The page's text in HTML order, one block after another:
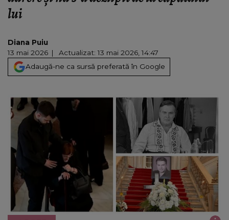
lui
Diana Puiu
13 mai 2026
Actualizat: 13 mai 2026, 14:47
Adaugă-ne ca sursă preferată în Google